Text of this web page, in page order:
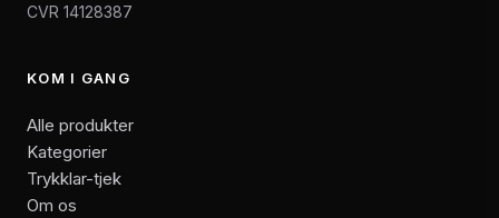
CVR 14128387
KOM I GANG
Alle produkter
Kategorier
Trykklar-tjek
Om os